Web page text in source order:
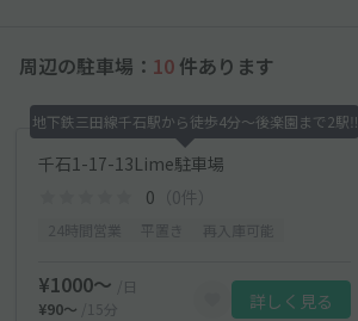
周辺の駐車場： 10 件あります
地下鉄三田線千石駅から徒歩4分〜後楽園まで2駅‼︎
千石1-17-13Lime駐車場
0 （0件）
¥1000〜
/日
¥90〜
/15分 詳しく見る